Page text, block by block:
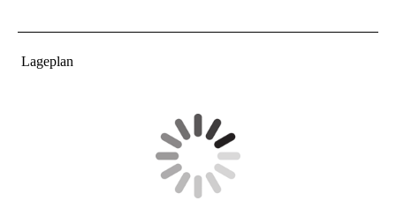
Lageplan